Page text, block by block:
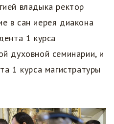
владыка ректор
в сан иерея диакона
1 курса
духовной семинарии, и
1 курса магистратуры